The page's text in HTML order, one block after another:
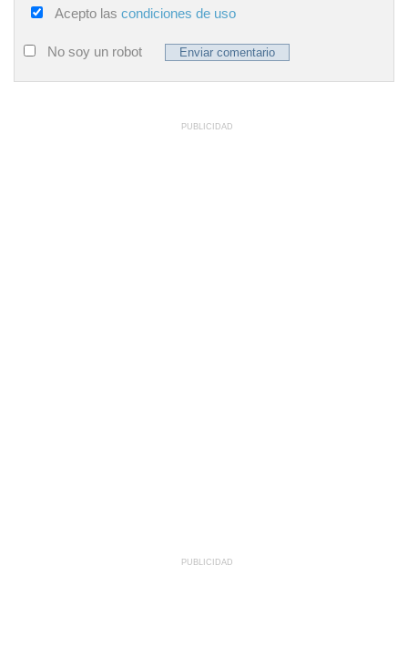
Acepto las condiciones de uso
No soy un robot
PUBLICIDAD
PUBLICIDAD